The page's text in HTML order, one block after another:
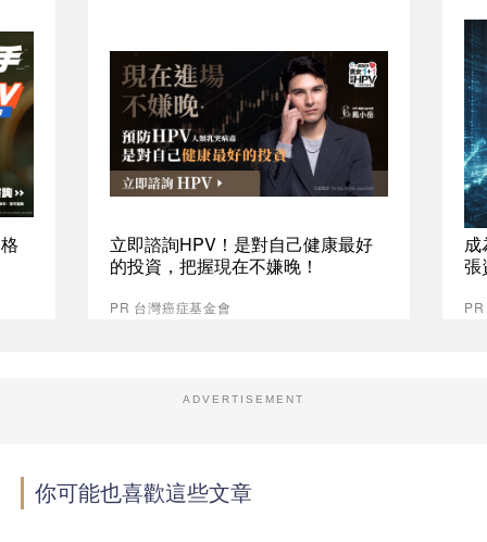
立即諮詢HPV！是對自己健康最好
的投資，把握現在不嫌晚！
PR 台灣癌症基金會
張
ADVERTISEMENT
你可能也喜歡這些文章